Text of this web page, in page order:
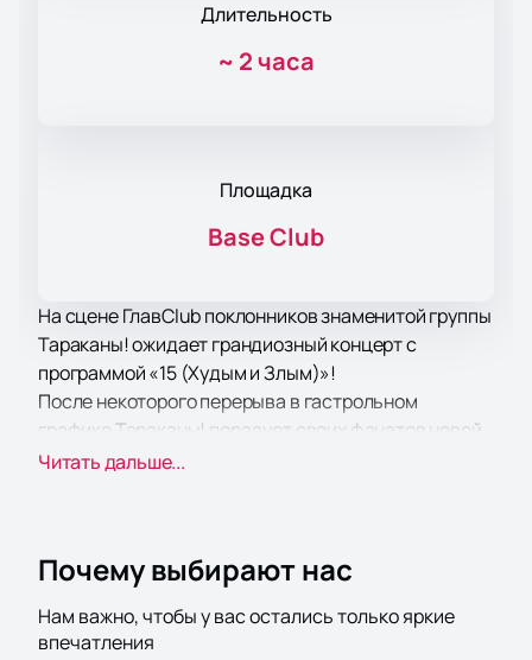
Длительность
~ 2 часа
Площадка
Base Club
На сцене ГлавClub поклонников знаменитой группы
Тараканы! ожидает грандиозный концерт с
программой «15 (Худым и Злым)»!
После некоторого перерыва в гастрольном
графике Тараканы! порадует своих фанатов новой
концертной программой, в которую вошли старые
Как всегда, группа Тараканы! порадует
композициями в любимом стиле, а также
Читать дальше...
Почему выбирают нас
Нам важно, чтобы у вас остались только яркие
впечатления